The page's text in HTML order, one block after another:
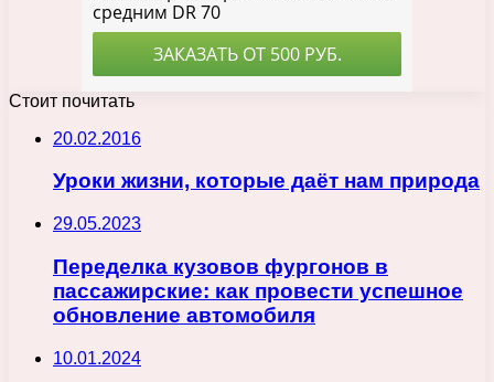
Стоит почитать
20.02.2016
Уроки жизни, которые даёт нам природа
29.05.2023
Переделка кузовов фургонов в
пассажирские: как провести успешное
обновление автомобиля
10.01.2024